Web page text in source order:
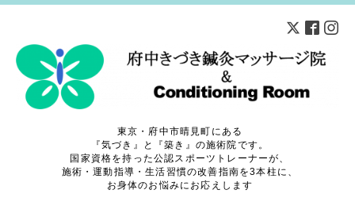
東京・府中市晴見町にある
『気づき』と『築き』の施術院です。
国家資格を持った公認スポーツトレーナーが、
施術・運動指導・生活習慣の改善指南を3本柱に、
お身体のお悩みにお応えします